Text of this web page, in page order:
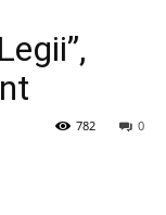
0
782